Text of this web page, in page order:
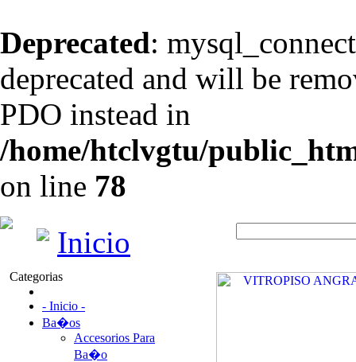
Deprecated:
deprecated and will be
PDO instead in
/home/htclvgtu/
on line 78
Inicio
Categorias
- Inicio -
Ba�os
Accesorios Para
Ba�o